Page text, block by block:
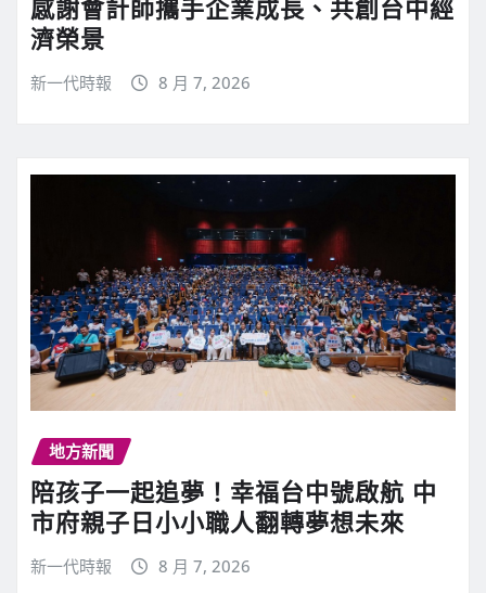
感謝會計師攜手企業成長、共創台中經
濟榮景
新一代時報 8 月 7, 2026
地方新聞
陪孩子一起追夢！幸福台中號啟航 中
市府親子日小小職人翻轉夢想未來
新一代時報 8 月 7, 2026